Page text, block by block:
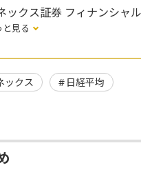
ックス証券 フィナンシャ
と見る
ックス 日経平均